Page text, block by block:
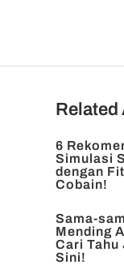
Related
6
Simulasi
dengan
Cobain!
Sama-
Mending
Cari Tahu
Sini!